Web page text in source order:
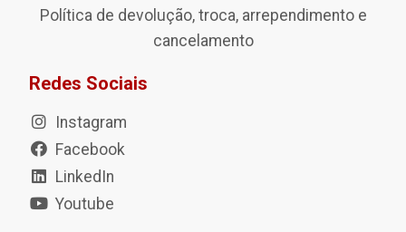
Política de devolução, troca, arrependimento e
cancelamento
Redes Sociais
Instagram
Facebook
LinkedIn
Youtube